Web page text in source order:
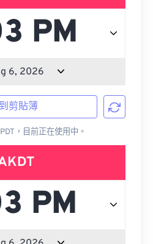
剪貼簿
，目前正在使用中。